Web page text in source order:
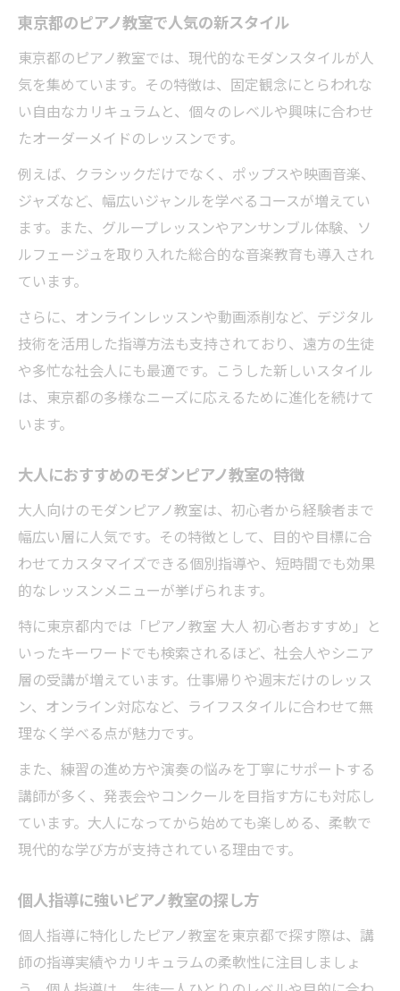
個人指導に特化したピアノ教室の見極め方
ピアノ教室でのマンツーマンレッスンの価
値
講師との相性が大切なピアノ教室選び
ピアノ教室は目標設定が上達の鍵になる
東京都のピアノ教室で受ける丁寧な指導
ピアノ教室における質の高い学びを目指して
東京都のピアノ教室で学ぶ多彩なコース
ピアノ教室の名門出身講師による指導例
発表会やコンクールにも強いピアノ教室
東京都のピアノ教室で人気の新スタイル
東京都のピアノ教室では、現代的なモダンスタイルが人
気を集めています。その特徴は、固定観念にとらわれな
い自由なカリキュラムと、個々のレベルや興味に合わせ
たオーダーメイドのレッスンです。
例えば、クラシックだけでなく、ポップスや映画音楽、
ジャズなど、幅広いジャンルを学べるコースが増えてい
ます。また、グループレッスンやアンサンブル体験、ソ
ルフェージュを取り入れた総合的な音楽教育も導入され
ています。
さらに、オンラインレッスンや動画添削など、デジタル
技術を活用した指導方法も支持されており、遠方の生徒
や多忙な社会人にも最適です。こうした新しいスタイル
は、東京都の多様なニーズに応えるために進化を続けて
います。
大人におすすめのモダンピアノ教室の特徴
大人向けのモダンピアノ教室は、初心者から経験者まで
幅広い層に人気です。その特徴として、目的や目標に合
わせてカスタマイズできる個別指導や、短時間でも効果
的なレッスンメニューが挙げられます。
特に東京都内では「ピアノ教室 大人 初心者おすすめ」と
いったキーワードでも検索されるほど、社会人やシニア
層の受講が増えています。仕事帰りや週末だけのレッス
ン、オンライン対応など、ライフスタイルに合わせて無
理なく学べる点が魅力です。
また、練習の進め方や演奏の悩みを丁寧にサポートする
講師が多く、発表会やコンクールを目指す方にも対応し
ています。大人になってから始めても楽しめる、柔軟で
現代的な学び方が支持されている理由です。
個人指導に強いピアノ教室の探し方
個人指導に特化したピアノ教室を東京都で探す際は、講
師の指導実績やカリキュラムの柔軟性に注目しましょ